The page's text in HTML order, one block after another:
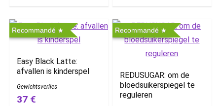
Recommandé
Easy Black Latte:
afvallen is kinderspel
Gewichtsverlies
37 €
Recommandé
REDUSUGAR: om de
bloedsuikerspiegel te
reguleren